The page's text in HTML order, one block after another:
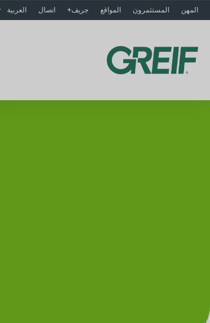
المهن المستثمرون المواقع جريف+ اتصال العربية